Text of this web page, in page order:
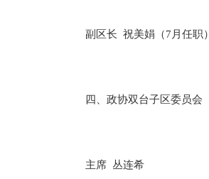
副区长 祝美娟（7月任职）
四、政协双台子区委员会
主席 丛连希